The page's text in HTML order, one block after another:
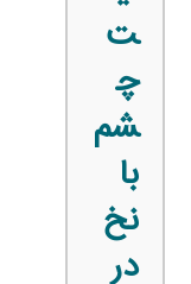
ت
چ
شم
با
نخ
در